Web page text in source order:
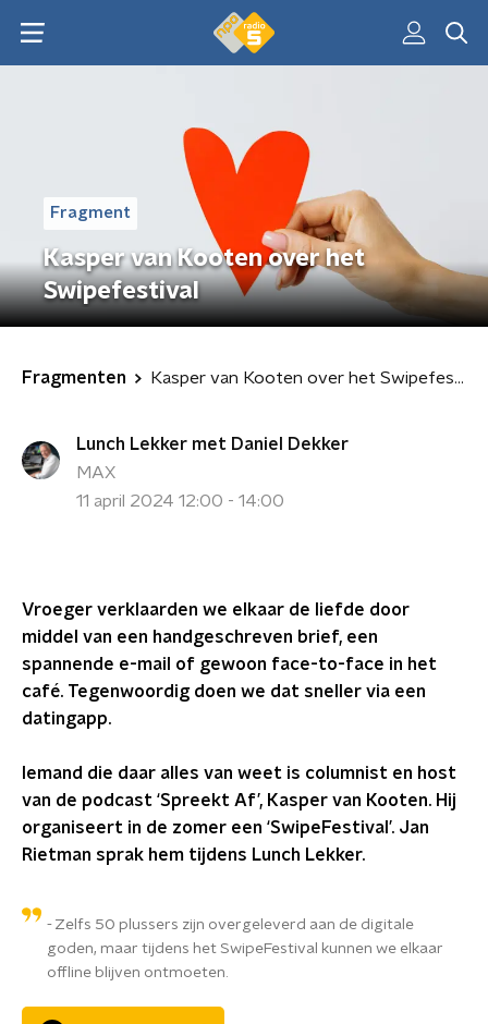
Fragment
Kasper van Kooten over het
Swipefestival
Fragmenten Kasper van Kooten over het Swipefestival
Lunch Lekker met Daniel Dekker
MAX
11 april 2024 12:00 - 14:00
Vroeger verklaarden we elkaar de liefde door
middel van een handgeschreven brief, een
spannende e-mail of gewoon face-to-face in het
café. Tegenwoordig doen we dat sneller via een
datingapp.
Iemand die daar alles van weet is columnist en host
van de podcast ‘Spreekt Af’, Kasper van Kooten. Hij
organiseert in de zomer een ‘SwipeFestival’. Jan
Rietman sprak hem tijdens Lunch Lekker.
Zelfs 50 plussers zijn overgeleverd aan de digitale
goden, maar tijdens het SwipeFestival kunnen we elkaar
offline blijven ontmoeten.